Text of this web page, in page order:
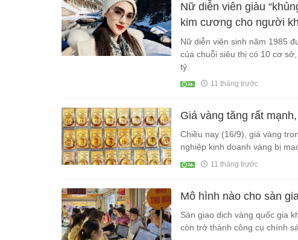
Nữ diễn viên giàu
kim cương cho người
Nữ diễn viên sinh năm 1985
của chuỗi siêu thị có 10 cơ
tỷ.
11 tháng trước
Giá vàng tăng rất
Chiều nay (16/9), giá vàng
nghiệp kinh doanh vàng bị
11 tháng trước
Mô hình nào cho sàn
Sàn giao dịch vàng quốc gia
còn trở thành công cụ chính